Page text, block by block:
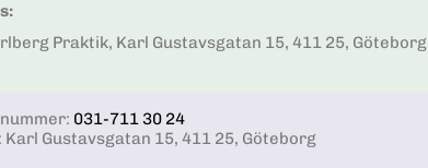
Praktik, Karl Gustavsgatan 15, 411 25, Göteborg
031-711 30 24
Karl Gustavsgatan 15, 411 25, Göteborg